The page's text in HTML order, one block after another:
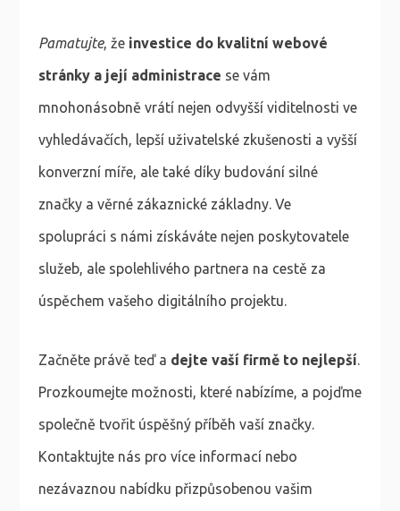
Pamatujte, že investice do kvalitní webové
stránky a její administrace se vám
mnohonásobně vrátí nejen odvyšší viditelnosti ve
vyhledávačích, lepší uživatelské zkušenosti a vyšší
konverzní míře, ale také díky budování silné
značky a věrné zákaznické základny. Ve
spolupráci s námi získáváte nejen poskytovatele
služeb, ale spolehlivého partnera na cestě za
úspěchem vašeho digitálního projektu.
Začněte právě teď a dejte vaší firmě to nejlepší.
Prozkoumejte možnosti, které nabízíme, a pojďme
společně tvořit úspěšný příběh vaší značky.
Kontaktujte nás pro více informací nebo
nezávaznou nabídku přizpůsobenou vašim